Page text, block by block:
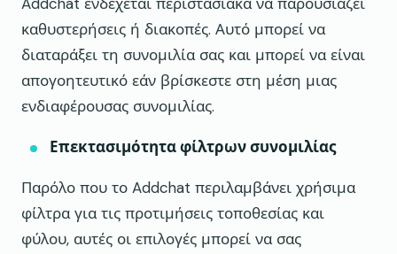
Addchat ενδέχεται περιστασιακά να παρουσιάζει
καθυστερήσεις ή διακοπές. Αυτό μπορεί να
διαταράξει τη συνομιλία σας και μπορεί να είναι
απογοητευτικό εάν βρίσκεστε στη μέση μιας
ενδιαφέρουσας συνομιλίας.
Επεκτασιμότητα φίλτρων συνομιλίας
Παρόλο που το Addchat περιλαμβάνει χρήσιμα
φίλτρα για τις προτιμήσεις τοποθεσίας και
φύλου, αυτές οι επιλογές μπορεί να σας